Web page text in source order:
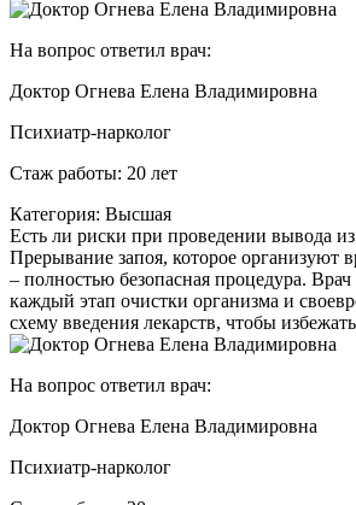
На вопрос ответил врач:
Доктор Огнева Елена Владимировна
Психиатр-нарколог
Стаж работы: 20 лет
Категория: Высшая
Есть ли риски при проведении вывода из
Прерывание запоя, которое организуют
– полностью безопасная процедура. Врач
каждый этап очистки организма и
схему введения лекарств, чтобы
На вопрос ответил врач:
Доктор Огнева Елена Владимировна
Психиатр-нарколог